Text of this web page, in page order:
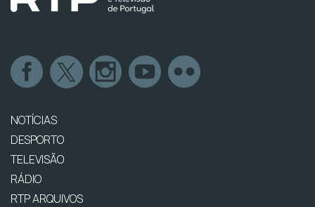
NOTÍCIAS
DESPORTO
TELEVISÃO
RÁDIO
RTP ARQUIVOS